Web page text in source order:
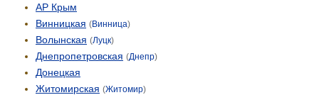
АР Крым
Винницкая (Винница)
Волынская (Луцк)
Днепропетровская (Днепр)
Донецкая
Житомирская (Житомир)